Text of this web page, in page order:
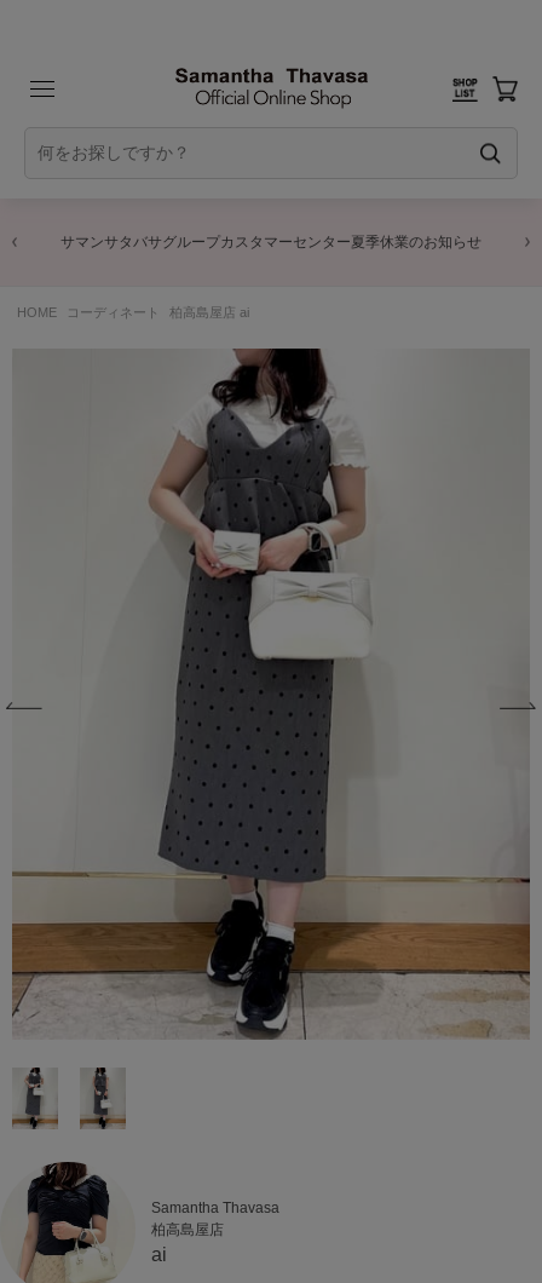
サマンサタバサグループカスタマーセンター夏季休業のお知らせ
HOME コーディネート 柏高島屋店 ai
Samantha Thavasa
柏高島屋店
ai